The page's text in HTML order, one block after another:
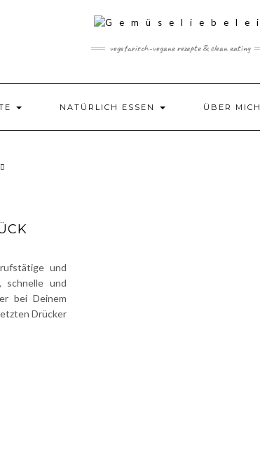
vegetarisch-vegane rezepte & clean eating
NATÜRLICH ESSEN ÜBER MICH
und
und
bei Deinem
Drücker